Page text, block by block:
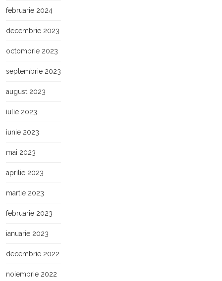
februarie 2024
decembrie 2023
octombrie 2023
septembrie 2023
august 2023
iulie 2023
iunie 2023
mai 2023
aprilie 2023
martie 2023
februarie 2023
ianuarie 2023
decembrie 2022
noiembrie 2022